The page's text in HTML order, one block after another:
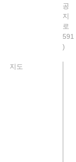
공
지
로
591
지도